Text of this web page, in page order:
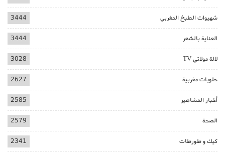
شهيوات الطبخ المغربي 3444
العناية بالشعر 3444
لالة مولاتي TV 3028
حلويات مغربية 2627
أخبار المشاهير 2585
الصحة 2579
كيك و طورطات 2341